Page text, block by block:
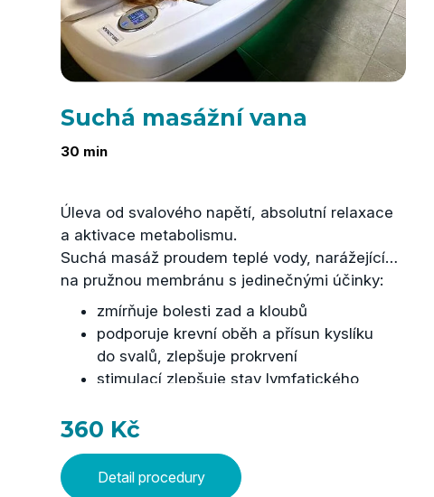
Suchá masážní vana
30 min
Úleva od svalového napětí, absolutní relaxace
a aktivace metabolismu.
Suchá masáž proudem teplé vody, narážejícím
na pružnou membránu s jedinečnými účinky:
zmírňuje bolesti zad a kloubů
podporuje krevní oběh a přísun kyslíku
do svalů, zlepšuje prokrvení
stimulací zlepšuje stav lymfatického
podporuje látkovou výměnu, urychluje
podporuje zvýšení tvorby endorfinů,
uvolňuje napětí a stres
360 Kč
Detail procedury